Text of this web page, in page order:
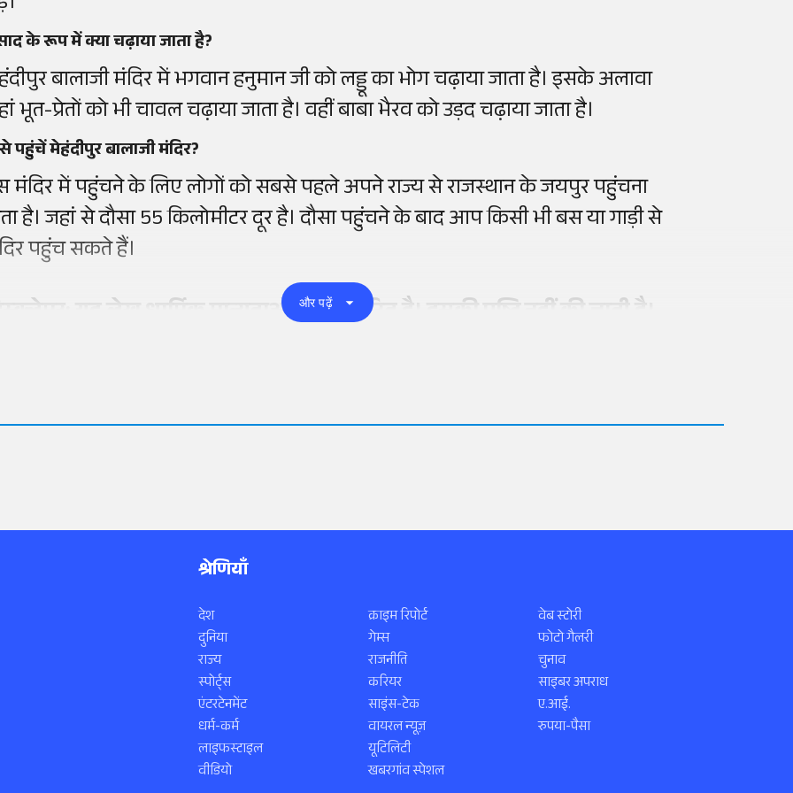
के रूप में क्या चढ़ाया जाता है?
बालाजी मंदिर में भगवान हनुमान जी को लड्डू का भोग चढ़ाया जाता है। इसके अलावा
भूत-प्रेतों को भी चावल चढ़ाया जाता है। वहीं बाबा भैरव को उड़द चढ़ाया जाता है।
पहुंचें मेहंदीपुर बालाजी मंदिर?
मंदिर में पहुंचने के लिए लोगों को सबसे पहले अपने राज्य से राजस्थान के जयपुर पहुंचना
है। जहां से दौसा 55 किलोमीटर दूर है। दौसा पहुंचने के बाद आप किसी भी बस या गाड़ी से
पहुंच सकते हैं।
डिस्क्लेमर: यह लेख धार्मिक मान्यताओं पर आधारित है। इसकी पुष्टि नहीं की जाती है।
और पढ़ें
श्रेणियाँ
देश
दुनिया
राज्य
स्पोर्ट्स
एंटरटेनमेंट
धर्म-कर्म
लाइफस्टाइल
वीडियो
क्राइम रिपोर्ट
गेम्स
राजनीति
करियर
साइंस-टेक
वायरल न्यूज़
यूटिलिटी
खबरगांव स्पेशल
वेब स्टोरी
फोटो गैलरी
चुनाव
साइबर अपराध
ए.आई.
रुपया-पैसा